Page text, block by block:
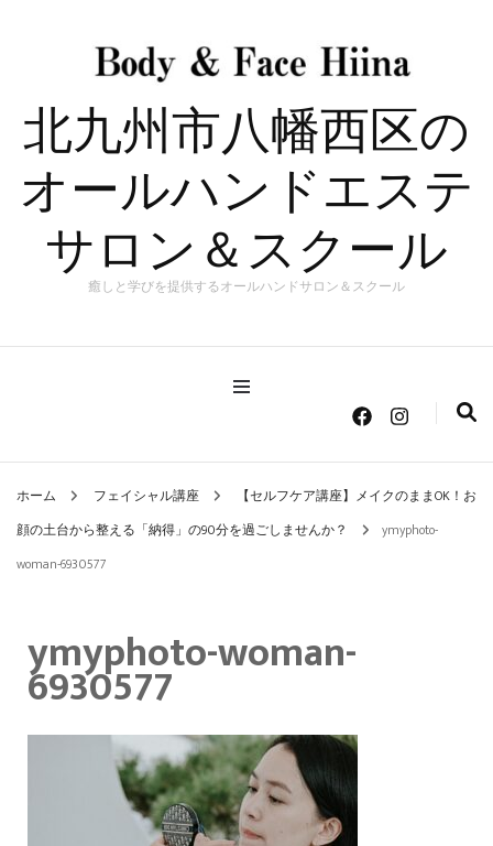
北九州市八幡西区の
オールハンドエステ
サロン＆スクール
癒しと学びを提供するオールハンドサロン＆スクール
ホーム フェイシャル講座
【セルフケア講座】メイクのままOK！お
顔の土台から整える「納得」の90分を過ごしませんか？
ymyphoto-
woman-6930577
ymyphoto-woman-
6930577